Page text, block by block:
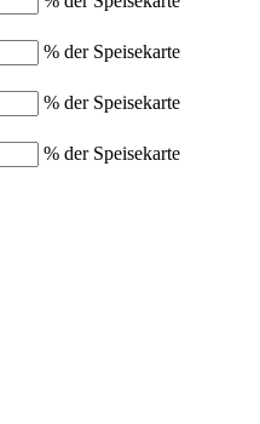
% der Speisekarte
% der Speisekarte
% der Speisekarte